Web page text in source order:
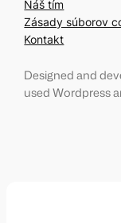
Náš tím
Zásady súborov
Kontakt
Designed and
used Wordpress